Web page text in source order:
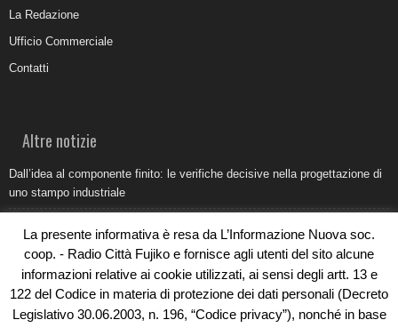
La Redazione
Ufficio Commerciale
Contatti
Altre notizie
Dall’idea al componente finito: le verifiche decisive nella progettazione di
uno stampo industriale
Come organizzare e allestire una camera ardente per l’ultimo saluto
Umidità di risalita in casa, come riconoscere i segnali veri
Torna il Sun Donato Festival 2026
La presente informativa è resa da L’Informazione Nuova soc.
coop. - Radio Città Fujiko e fornisce agli utenti del sito alcune
informazioni relative ai cookie utilizzati, ai sensi degli artt. 13 e
122 del Codice in materia di protezione dei dati personali (Decreto
Legislativo 30.06.2003, n. 196, “Codice privacy”), nonché in base